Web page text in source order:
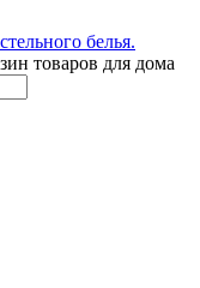
товаров для дома